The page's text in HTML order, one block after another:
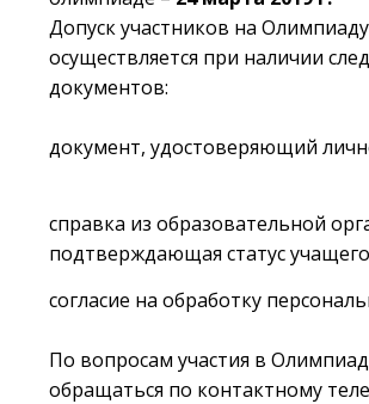
Допуск участников на Олимпиаду
осуществляется при наличии
документов:
документ, удостоверяющий
справка из образовательной
подтверждающая статус
согласие на обработку
По вопросам участия в
обращаться по контактному